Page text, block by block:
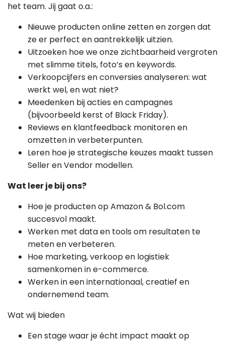
het team. Jij gaat o.a.:
Nieuwe producten online zetten en zorgen dat
ze er perfect en aantrekkelijk uitzien.
Uitzoeken hoe we onze zichtbaarheid vergroten
met slimme titels, foto’s en keywords.
Verkoopcijfers en conversies analyseren: wat
werkt wel, en wat niet?
Meedenken bij acties en campagnes
(bijvoorbeeld kerst of Black Friday).
Reviews en klantfeedback monitoren en
omzetten in verbeterpunten.
Leren hoe je strategische keuzes maakt tussen
Seller en Vendor modellen.
Wat leer je bij ons?
Hoe je producten op Amazon & Bol.com
succesvol maakt.
Werken met data en tools om resultaten te
meten en verbeteren.
Hoe marketing, verkoop en logistiek
samenkomen in e-commerce.
Werken in een internationaal, creatief en
ondernemend team.
Wat wij bieden
Een stage waar je écht impact maakt op